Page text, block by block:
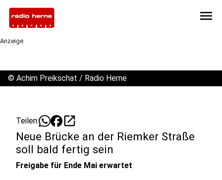
menu
Anzeige
© Achim Preikschat / Radio Herne
Teilen: open_in_new
Neue Brücke an der Riemker Straße
soll bald fertig sein
Freigabe für Ende Mai erwartet